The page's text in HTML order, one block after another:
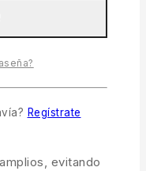
14 horas
cualquier
evitando
Regístrate